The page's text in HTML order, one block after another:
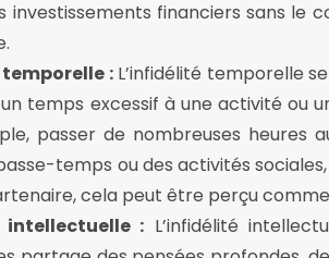
investissements financiers sans le
:L’infidélité temporelle
temps excessif à une activité ou
passer de nombreuses heures
temps ou des activités
cela peut être perçu
: L’infidélité